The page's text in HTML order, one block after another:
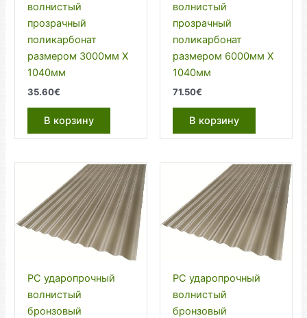
волнистый
прозрачный
поликарбонат
размером 3000мм Х
1040мм
35.60€
В корзину
волнистый
прозрачный
поликарбонат
размером 6000мм Х
1040мм
71.50€
В корзину
PC ударопрочный
волнистый
бронзовый
PC ударопрочный
волнистый
бронзовый